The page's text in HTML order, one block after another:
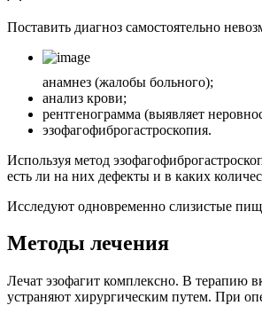
Поставить диагноз самостоятельно
анамнез (жалобы больного);
анализ крови;
рентгенограмма (выявляет
эзофагофиброгастроскопия.
Используя метод
есть ли на них дефекты и в каких
Исследуют одновременно слизистые
Методы лечения
Лечат эзофагит комплексно. В терапию
устраняют хирургическим путем. При